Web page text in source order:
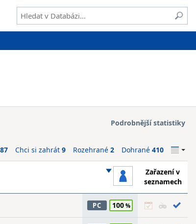
Podrobnější statistiky
Chci si zahrát 9 Rozehrané 2 Dohrané 410
Zařazení v
seznamech
PC 100